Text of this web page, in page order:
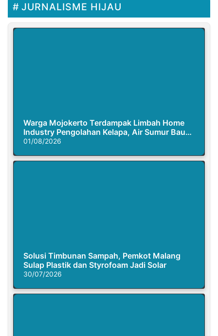
JURNALISME HIJAU
Warga Mojokerto Terdampak Limbah Home
Industry Pengolahan Kelapa, Air Sumur Bau
Busuk
01/08/2026
Solusi Timbunan Sampah, Pemkot Malang
Sulap Plastik dan Styrofoam Jadi Solar
30/07/2026